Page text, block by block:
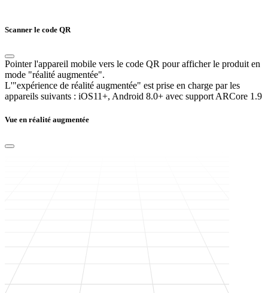
Scanner le code QR
Pointer l'appareil mobile vers le code QR pour afficher le produit en
mode "réalité augmentée".
L'"expérience de réalité augmentée" est prise en charge par les
appareils suivants : iOS11+, Android 8.0+ avec support ARCore 1.9
Vue en réalité augmentée